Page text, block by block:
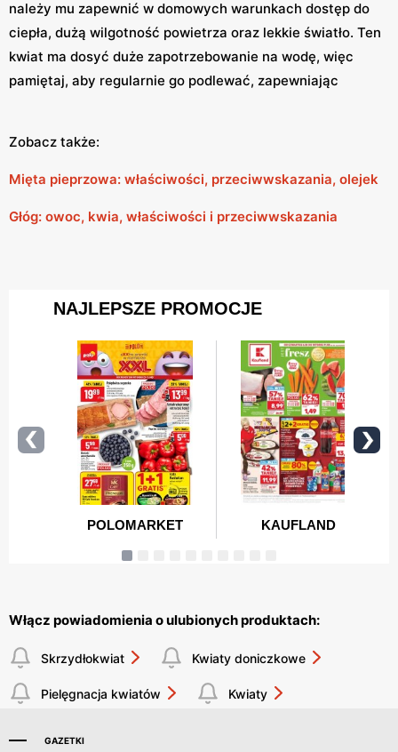
należy mu zapewnić w domowych warunkach dostęp do
ciepła, dużą wilgotność powietrza oraz lekkie światło. Ten
kwiat ma dosyć duże zapotrzebowanie na wodę, więc
pamiętaj, aby regularnie go podlewać, zapewniając
Zobacz także:
Mięta pieprzowa: właściwości, przeciwwskazania, olejek
Głóg: owoc, kwia, właściwości i przeciwwskazania
Włącz powiadomienia o ulubionych produktach:
Skrzydłokwiat Kwiaty doniczkowe
Pielęgnacja kwiatów Kwiaty
GAZETKI